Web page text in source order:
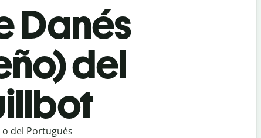
Danés
del
del Portugués